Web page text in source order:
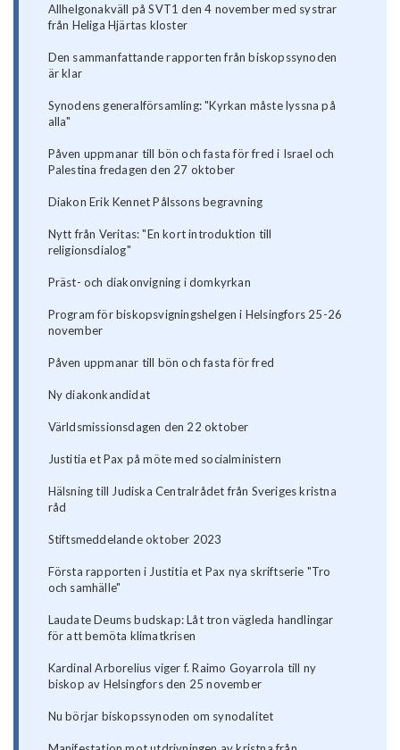
Allhelgonakväll på SVT1 den 4 november med systrar
från Heliga Hjärtas kloster
Den sammanfattande rapporten från biskopssynoden
är klar
Synodens generalförsamling: "Kyrkan måste lyssna på
alla"
Påven uppmanar till bön och fasta för fred i Israel och
Palestina fredagen den 27 oktober
Diakon Erik Kennet Pålssons begravning
Nytt från Veritas: "En kort introduktion till
religionsdialog"
Präst- och diakonvigning i domkyrkan
Program för biskopsvigningshelgen i Helsingfors 25-26
november
Påven uppmanar till bön och fasta för fred
Ny diakonkandidat
Världsmissionsdagen den 22 oktober
Justitia et Pax på möte med socialministern
Hälsning till Judiska Centralrådet från Sveriges kristna
råd
Stiftsmeddelande oktober 2023
Första rapporten i Justitia et Pax nya skriftserie "Tro
och samhälle"
Laudate Deums budskap: Låt tron vägleda handlingar
för att bemöta klimatkrisen
Kardinal Arborelius viger f. Raimo Goyarrola till ny
biskop av Helsingfors den 25 november
Nu börjar biskopssynoden om synodalitet